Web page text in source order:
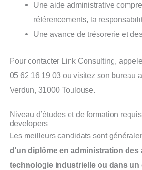
Une aide administrative
référencements, la
Une avance de trésorerie et
Pour contacter Link Consulting,
05 62 16 19 03 ou visitez son bureau
Verdun, 31000 Toulouse.
Niveau d’études et de formation
developers
Les meilleurs candidats sont
d’un diplôme en administration des
technologie industrielle ou dans un